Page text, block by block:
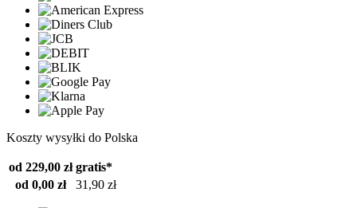
Koszty wysyłki do Polska
od 229,00 zł gratis*
od 0,00 zł
31,90 zł